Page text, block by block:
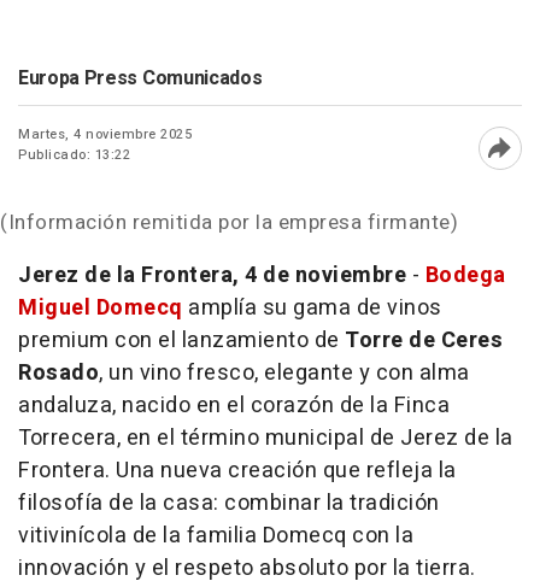
Europa Press Comunicados
Martes, 4 noviembre 2025
Publicado: 13:22
(Información remitida por la empresa firmante)
Jerez de la Frontera, 4 de noviembre - Bodega
Miguel Domecq amplía su gama de vinos
premium con el lanzamiento de Torre de Ceres
Rosado, un vino fresco, elegante y con alma
andaluza, nacido en el corazón de la Finca
Torrecera, en el término municipal de Jerez de la
Frontera. Una nueva creación que refleja la
filosofía de la casa: combinar la tradición
vitivinícola de la familia Domecq con la
innovación y el respeto absoluto por la tierra.